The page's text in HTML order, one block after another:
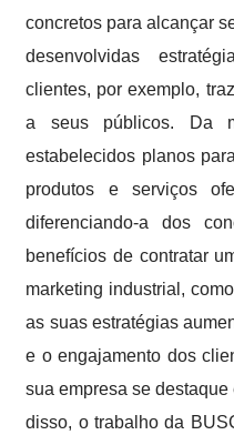
concretos para alcançar
desenvolvidas
clientes, por exemplo,
a seus públicos. Da
estabelecidos planos
produtos e serviços
diferenciando-a dos
benefícios de contratar
marketing industrial,
as suas estratégias
e o engajamento dos
sua empresa se
disso, o trabalho da